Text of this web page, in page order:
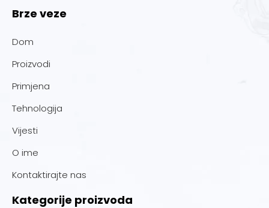
Brze veze
Dom
Proizvodi
Primjena
Tehnologija
Vijesti
O ime
Kontaktirajte nas
Kategorije proizvoda